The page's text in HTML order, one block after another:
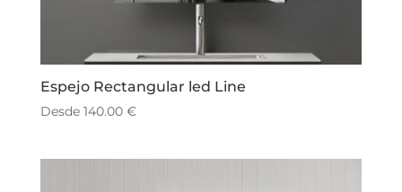
Espejo Rectangular led Line
Desde 140.00 €